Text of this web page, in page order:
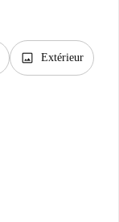
image Extérieur